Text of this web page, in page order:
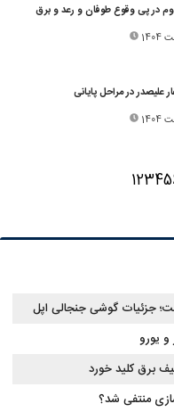
علیصدر در مراحل پایانی
12345
و یورو
منتفی شد؟